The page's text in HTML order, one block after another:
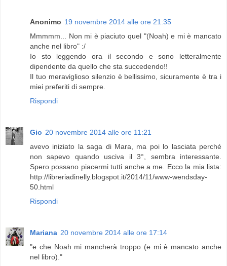
Anonimo 19 novembre 2014 alle ore 21:35
Mmmmm... Non mi è piaciuto quel "(Noah) e mi è mancato
anche nel libro" :/
Io sto leggendo ora il secondo e sono letteralmente
dipendente da quello che sta succedendo!!
Il tuo meraviglioso silenzio è bellissimo, sicuramente è tra i
miei preferiti di sempre.
Rispondi
Gio 20 novembre 2014 alle ore 11:21
avevo iniziato la saga di Mara, ma poi lo lasciata perché
non sapevo quando usciva il 3°, sembra interessante.
Spero possano piacermi tutti anche a me. Ecco la mia lista:
http://libreriadinelly.blogspot.it/2014/11/www-wendsday-
50.html
Rispondi
Mariana 20 novembre 2014 alle ore 17:14
"e che Noah mi mancherà troppo (e mi è mancato anche
nel libro)."